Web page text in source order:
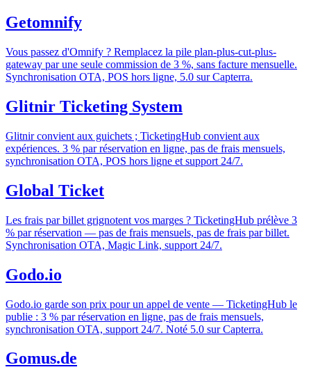
Getomnify
Vous passez d'Omnify ? Remplacez la pile plan-plus-cut-plus-
gateway par une seule commission de 3 %, sans facture mensuelle.
Synchronisation OTA, POS hors ligne, 5.0 sur Capterra.
Glitnir Ticketing System
Glitnir convient aux guichets ; TicketingHub convient aux
expériences. 3 % par réservation en ligne, pas de frais mensuels,
synchronisation OTA, POS hors ligne et support 24/7.
Global Ticket
Les frais par billet grignotent vos marges ? TicketingHub prélève 3
% par réservation — pas de frais mensuels, pas de frais par billet.
Synchronisation OTA, Magic Link, support 24/7.
Godo.io
Godo.io garde son prix pour un appel de vente — TicketingHub le
publie : 3 % par réservation en ligne, pas de frais mensuels,
synchronisation OTA, support 24/7. Noté 5.0 sur Capterra.
Gomus.de